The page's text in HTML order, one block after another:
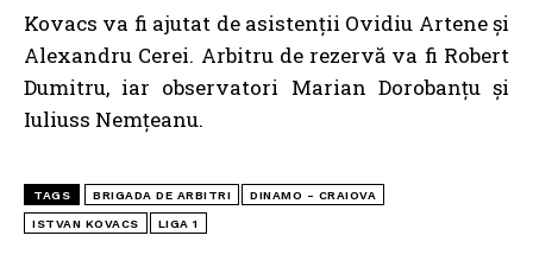
Kovacs va fi ajutat de asistenţii Ovidiu Artene şi
Alexandru Cerei. Arbitru de rezervă va fi Robert
Dumitru, iar observatori Marian Dorobanţu şi
Iuliuss Nemţeanu.
TAGS BRIGADA DE ARBITRI DINAMO - CRAIOVA
ISTVAN KOVACS LIGA 1